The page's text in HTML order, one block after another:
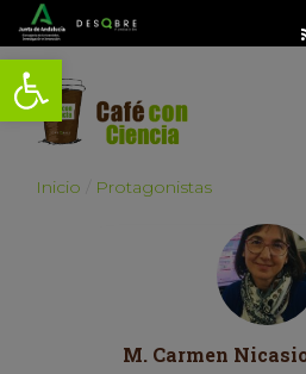
Abrir barra de herramientas
Inicio Protagonistas
M. Carmen